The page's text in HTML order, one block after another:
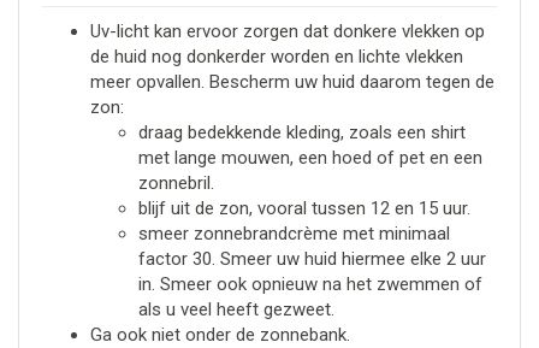
Uv-licht kan ervoor zorgen dat donkere vlekken op
de huid nog donkerder worden en lichte vlekken
meer opvallen. Bescherm uw huid daarom tegen de
zon:
draag bedekkende kleding, zoals een shirt
met lange mouwen, een hoed of pet en een
zonnebril.
blijf uit de zon, vooral tussen 12 en 15 uur.
smeer zonnebrandcrème met minimaal
factor 30. Smeer uw huid hiermee elke 2 uur
in. Smeer ook opnieuw na het zwemmen of
als u veel heeft gezweet.
Ga ook niet onder de zonnebank.